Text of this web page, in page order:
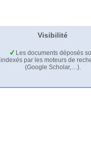
Visibilité
Les documents déposés
indexés par les moteurs de
(Google Scholar,…).